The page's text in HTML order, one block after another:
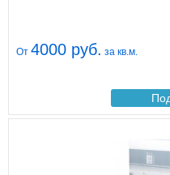
От 4000 руб. за кв.м.